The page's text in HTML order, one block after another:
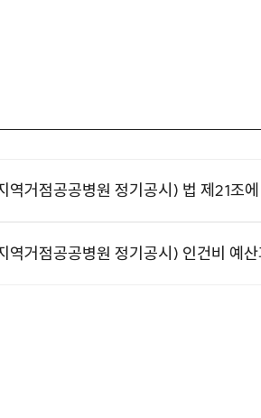
역거점공공병원 정기공시) 법 제21조
역거점공공병원 정기공시) 인건비 예